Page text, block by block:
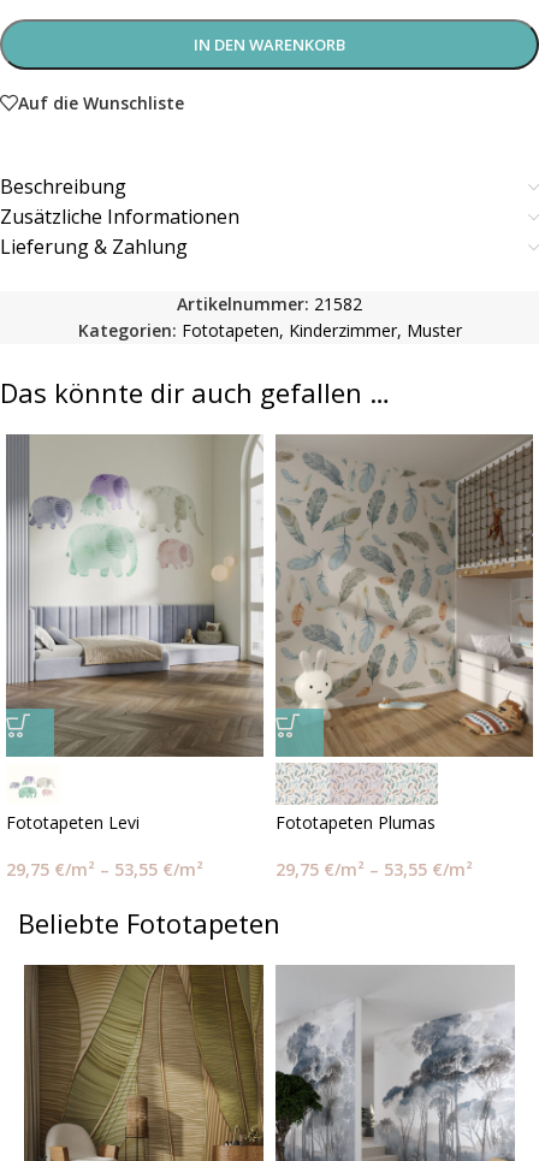
IN DEN WARENKORB
Auf die Wunschliste
Beschreibung
Zusätzliche Informationen
Lieferung & Zahlung
Artikelnummer: 21582
Kategorien: Fototapeten, Kinderzimmer, Muster
Das könnte dir auch gefallen …
Fototapeten Levi
29,75 €/m² – 53,55 €/m²
Fototapeten Plumas
29,75 €/m² – 53,55 €/m²
Beliebte Fototapeten